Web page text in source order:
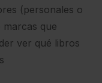
(personales o
que
ver qué libros